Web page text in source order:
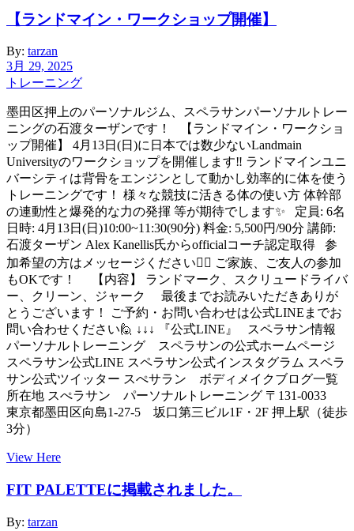
【ランドマイン・ワークショップ開催】
By: tarzan
3月 29, 2025
トレーニング
墨田区押上のパーソナルジム、スペラサンパーソナルトレー
ニングの石渡ターザンです！ 【ランドマイン・ワークショ
ップ開催】 4月13日(日)に日本では数少ないLandmain
Universityのワークショップを開催します‼️ ランドマインユニ
バーシティは背骨をエンジンとして動かし効率的に体を使う
トレーニングです！ 様々な競技に活きる体の使い方 体幹部
の連動性と爆発的な力の発揮 等が期待でします✨ 定員: 6名
日時: 4月13日(日)10:00~11:30(90分) 料金: 5,500円/90分 講師:
石渡ターザン Alex Kanellis氏からofficialコーチ認定取得 参
加希望の方はメッセージください🙇‍♀️ ご家族、ご友人の参加
もOKです！ 【内容】 ランドマーク、スクリュードライバ
ー、クリーン、ジャーク 最後までお読みいただきありが
とうございます！ ご予約・お問い合わせは公式LINEまでお
問い合わせください🙋 ↓↓↓ 『公式LINE』 スペラサン情報
パーソナルトレーニング スペラサンの公式ホームページ
スペラサン公式LINE スペラサン公式インスタグラム スペラ
サン公式ツイッター スぺサラン ボディメイクブログ一覧
所在地 スぺラサン パーソナルトレーニング 〒131-0033
東京都墨田区向島1-27-5 坂口第三ビル1F・2F 押上駅（徒歩
3分）
View Here
FIT PALETTEに掲載されました。
By: tarzan